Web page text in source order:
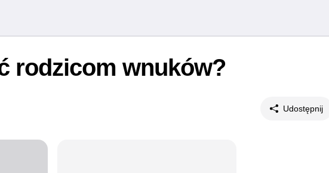
rodzicom wnuków?
Udostępnij